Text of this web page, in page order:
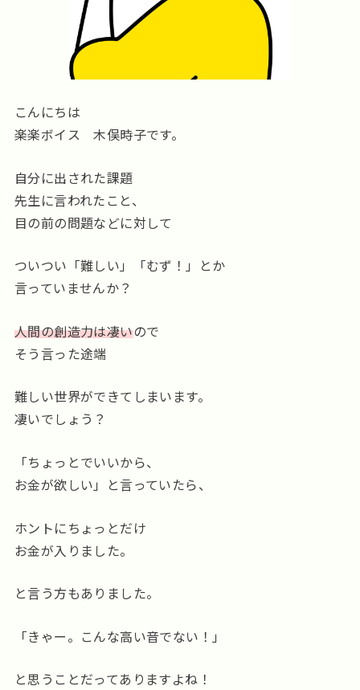
こんにちは
楽楽ボイス 木俣時子です。
自分に出された課題
先生に言われたこと、
目の前の問題などに対して
ついつい「難しい」「むず！」とか
言っていませんか？
人間の創造力は凄いので
そう言った途端
難しい世界ができてしまいます。
凄いでしょう？
「ちょっとでいいから、
お金が欲しい」と言っていたら、
ホントにちょっとだけ
お金が入りました。
と言う方もありました。
「きゃー。こんな高い音でない！」
と思うことだってありますよね！